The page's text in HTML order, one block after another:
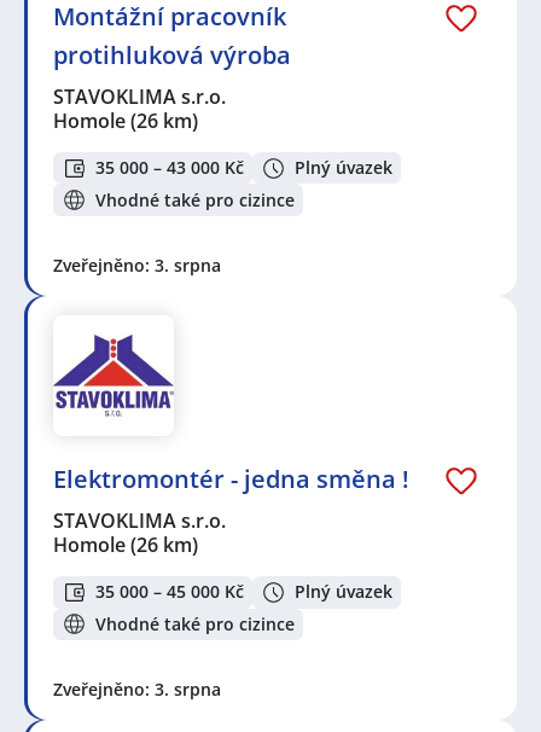
Montážní pracovník
protihluková výroba
STAVOKLIMA s.r.o.
Homole(26 km)
35 000 – 43 000 Kč
Plný úvazek
Vhodné také pro cizince
Zveřejněno: 3. srpna
Elektromontér - jedna směna !
STAVOKLIMA s.r.o.
Homole(26 km)
35 000 – 45 000 Kč
Plný úvazek
Vhodné také pro cizince
Zveřejněno: 3. srpna